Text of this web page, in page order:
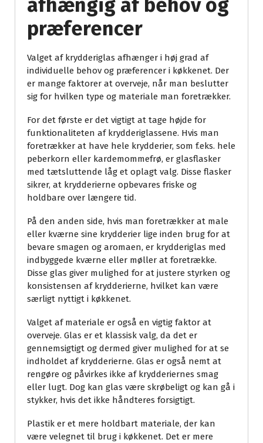
afhængig af behov og
præferencer
Valget af krydderiglas afhænger i høj grad af
individuelle behov og præferencer i køkkenet. Der
er mange faktorer at overveje, når man beslutter
sig for hvilken type og materiale man foretrækker.
For det første er det vigtigt at tage højde for
funktionaliteten af krydderiglassene. Hvis man
foretrækker at have hele krydderier, som f.eks. hele
peberkorn eller kardemommefrø, er glasflasker
med tætsluttende låg et oplagt valg. Disse flasker
sikrer, at krydderierne opbevares friske og
holdbare over længere tid.
På den anden side, hvis man foretrækker at male
eller kværne sine krydderier lige inden brug for at
bevare smagen og aromaen, er krydderiglas med
indbyggede kværne eller møller at foretrække.
Disse glas giver mulighed for at justere styrken og
konsistensen af krydderierne, hvilket kan være
særligt nyttigt i køkkenet.
Valget af materiale er også en vigtig faktor at
overveje. Glas er et klassisk valg, da det er
gennemsigtigt og dermed giver mulighed for at se
indholdet af krydderierne. Glas er også nemt at
rengøre og påvirkes ikke af krydderiernes smag
eller lugt. Dog kan glas være skrøbeligt og kan gå i
stykker, hvis det ikke håndteres forsigtigt.
Plastik er et mere holdbart materiale, der kan
være velegnet til brug i køkkenet. Det er mere